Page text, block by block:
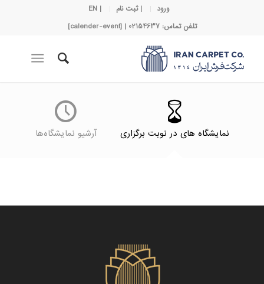
ورود | ثبت نام
| EN
تلفن تماس: 02154637 | [calender-event]
نمایشگاه های در نوبت برگزاری آرشیو نمایشگاه‌ها